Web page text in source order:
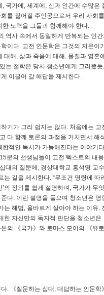
국가에, 세계에, 신과 인간에 수많은
를 짊어질 주인공으로서 우리 사회
노력을 그들과 함께해야 한다.
역사 속에서 동일하게 반복되는 인
이다. 고전 인문학은 그것의 지은이
해, 삶과 죽음에 대해, 물질과 영혼
는 철학은 당시 청소년에게 그러했
이끌어 갈 해답을 제시한다.
기가 그리 쉽지는 않다. 처음에는
다 함께 토론의 과정을 거치면서
적인 독서가 가능해진다는 이야기
분의 선생님들이 고전 텍스트의 내
대의 질문에, 경상대학교 홍석영 교
길을 제시한다. “무조건 명령에
의 정의를 쉽게 설명하며, 국가가 무
다. 이런 설명을 들으며 청소년은
해법, 올바르게 살아야 하는 이유
자신만의 독자적 판단을 청소년
의 《국가》와 토마스 모어의 《유
. 《질문하는 십대, 대답하는 인문